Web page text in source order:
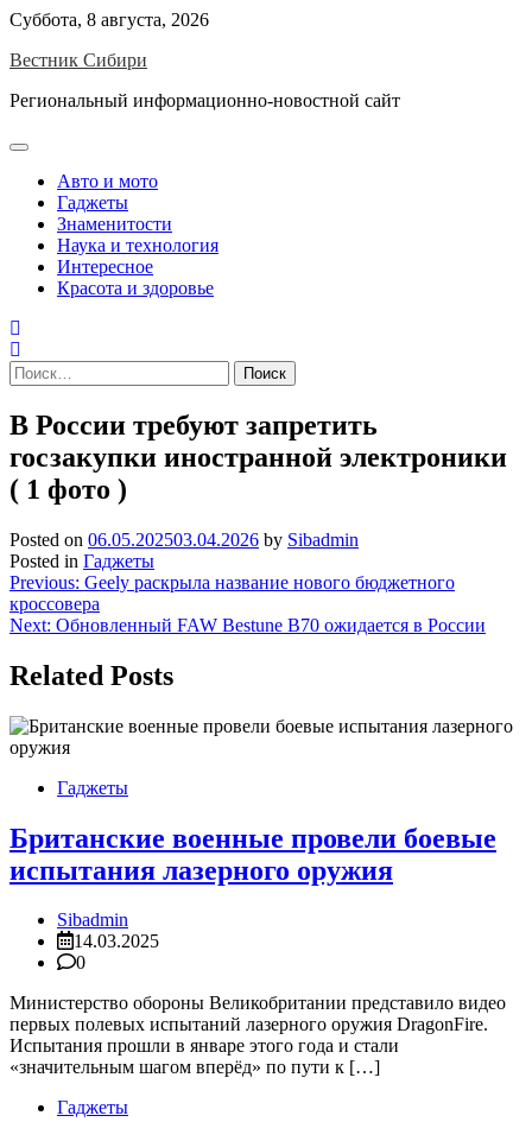
Skip
content
Суббота, 8 августа, 2026
Вестник Сибири
Региональный информационно-новостной сайт
Авто и мото
Гаджеты
Знаменитости
Наука и технология
Интересное
Красота и здоровье
Найти:
В России требуют запретить
госзакупки иностранной электроники
( 1 фото )
Posted on 06.05.202503.04.2026 by Sibadmin
Posted in Гаджеты
Навигация
по
Previous: Geely раскрыла название нового бюджетного
кроссовера
Next: Обновленный FAW Bestune B70 ожидается в России
Related Posts
Гаджеты
Британские военные провели боевые
испытания лазерного оружия
Sibadmin
14.03.2025
0
Министерство обороны Великобритании представило видео
первых полевых испытаний лазерного оружия DragonFire.
Испытания прошли в январе этого года и стали
«значительным шагом вперёд» по пути к […]
Гаджеты